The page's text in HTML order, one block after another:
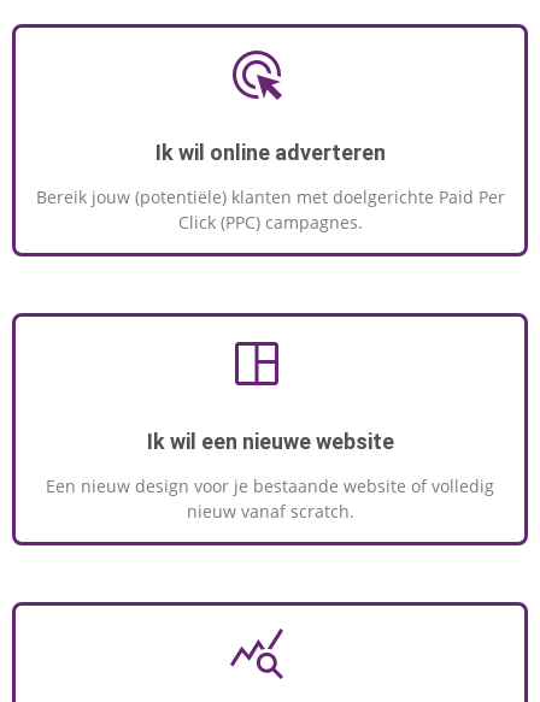
Ik wil online adverteren
Bereik jouw (potentiële) klanten met doelgerichte Paid Per
Click (PPC) campagnes.
Ik wil een nieuwe website
Een nieuw design voor je bestaande website of volledig
nieuw vanaf scratch.